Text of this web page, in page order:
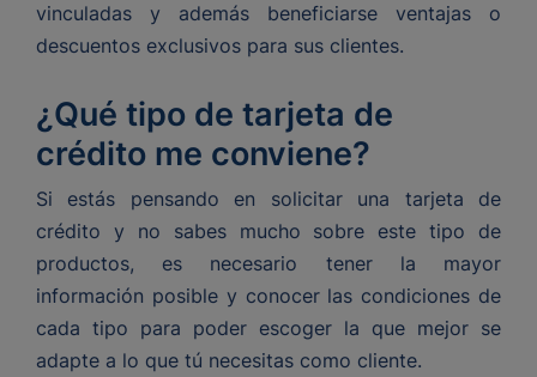
vinculadas y además beneficiarse ventajas o
descuentos exclusivos para sus clientes.
¿Qué tipo de tarjeta de
crédito me conviene?
Si estás pensando en solicitar una tarjeta de
crédito y no sabes mucho sobre este tipo de
productos, es necesario tener la mayor
información posible y conocer las condiciones de
cada tipo para poder escoger la que mejor se
adapte a lo que tú necesitas como cliente.